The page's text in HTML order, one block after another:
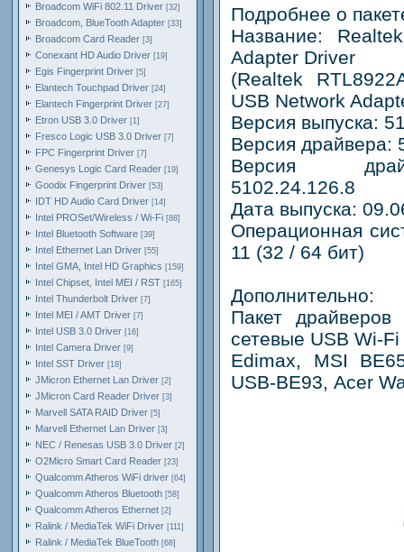
Broadcom WiFi 802.11 Driver [32]
Broadcom, BlueTooth Adapter [33]
Broadcom Card Reader [3]
Conexant HD Audio Driver [19]
Egis Fingerprint Driver [5]
Elantech Touchpad Driver [24]
Elantech Fingerprint Driver [27]
Etron USB 3.0 Driver [1]
Fresco Logic USB 3.0 Driver [7]
FPC Fingerprint Driver [7]
Genesys Logic Card Reader [19]
Goodix Fingerprint Driver [53]
IDT HD Audio Card Driver [14]
Intel PROSet/Wireless / Wi-Fi [88]
Intel Bluetooth Software [39]
Intel Ethernet Lan Driver [55]
Intel GMA, Intel HD Graphics [159]
Intel Chipset, Intel MEI / RST [165]
Intel Thunderbolt Driver [7]
Intel MEI / AMT Driver [7]
Intel USB 3.0 Driver [16]
Intel Camera Driver [9]
Intel SST Driver [18]
JMicron Ethernet Lan Driver [2]
JMicron Card Reader Driver [3]
Marvell SATA RAID Driver [5]
Marvell Ethernet Lan Driver [3]
NEC / Renesas USB 3.0 Driver [2]
O2Micro Smart Card Reader [23]
Qualcomm Atheros WiFi driver [64]
Qualcomm Atheros Bluetooth [58]
Qualcomm Atheros Ethernet [2]
Ralink / MediaTek WiFi Driver [111]
Ralink / MediaTek BlueTooth [68]
Подробнее о
Название:
Adapter Driver
(Realtek
USB Network
Версия выпуска:
Версия драйвера:
Версия
5102.24.126.8
Дата выпуска:
Операционная
11 (32 / 64 бит)
Дополнительно:
Пакет
сетевые USB Wi-
Edimax, MSI
USB-BE93, Acer